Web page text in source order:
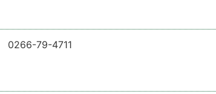
79-4711